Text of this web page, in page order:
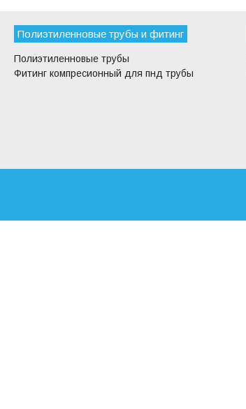
Полиэтиленновые трубы и фитинг
Полиэтиленновые трубы
Фитинг компресионный для пнд трубы